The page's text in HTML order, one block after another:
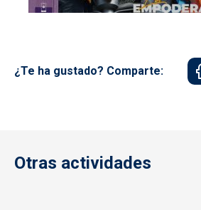
¿Te ha gustado? Comparte:
Otras actividades